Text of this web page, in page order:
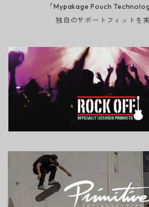
「Mypakage Pouch
独自のサポートフィットを実